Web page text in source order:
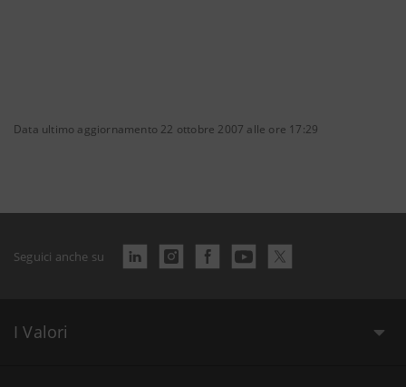
Data ultimo aggiornamento 22 ottobre 2007 alle ore 17:29
Seguici anche su
I Valori